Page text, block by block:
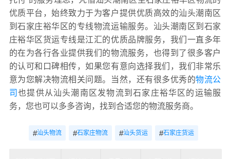
优质平台，始终致力于为客户提供优质高效的汕头潮南区
到石家庄裕华区的专线物流运输服务。汕头潮南区到石家
庄裕华区货运专线是江汇的优质品牌服务，我们一直多年
的在为各行各业提供我们的物流服务，也得到了很多客户
的认可和口碑相传，如果您有意向选择我们，我们非常乐
意为您解决物流相关问题。当然，还有很多优秀的物流公
司也提供从汕头潮南区发物流到石家庄裕华区的运输服
务，您也可以多多咨询，找到合适您的物流服务商。
#汕头物流 #石家庄物流 #汕头货运 #石家庄货运